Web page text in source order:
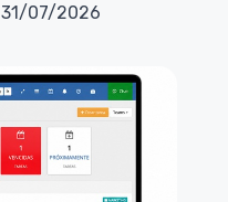
31/07/2026